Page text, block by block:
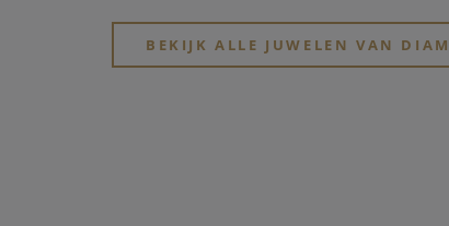
zomercollecties en diverse beperkte
Naast onze kenmerkende collecties werken
BEKIJK ALLE JUWELEN VAN